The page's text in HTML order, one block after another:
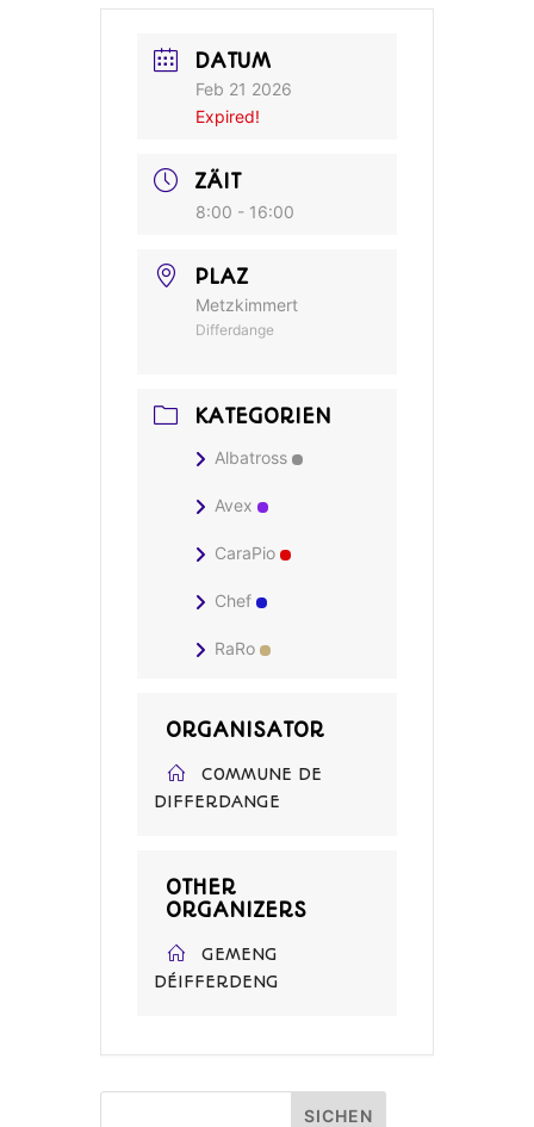
DATUM
Feb 21 2026
Expired!
ZÄIT
8:00 - 16:00
PLAZ
Metzkimmert
Differdange
KATEGORIEN
Albatross
Avex
CaraPio
Chef
RaRo
ORGANISATOR
COMMUNE DE
DIFFERDANGE
OTHER
ORGANIZERS
GEMENG
DÉIFFERDENG